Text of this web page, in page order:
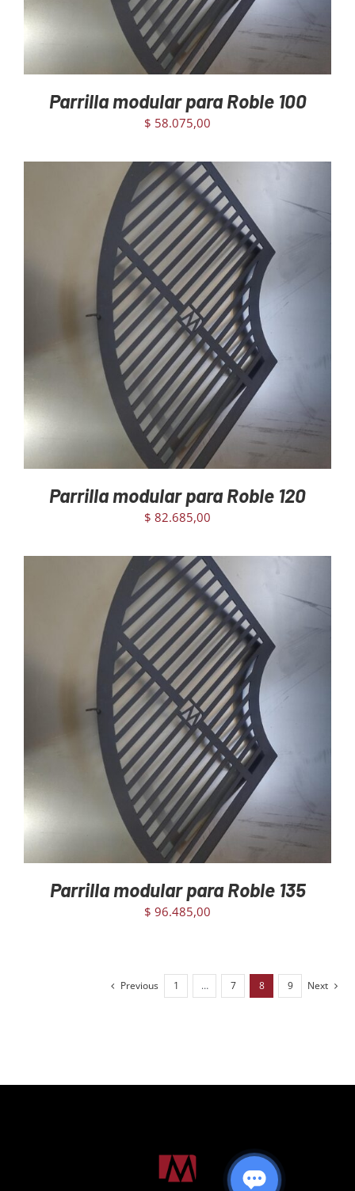
Parrilla modular para Roble 100
$ 58.075,00
AGREGAR AL CARRITO / DETAILS
Parrilla modular para Roble 120
$ 82.685,00
AGREGAR AL CARRITO / DETAILS
Parrilla modular para Roble 135
$ 96.485,00
Previous 1 … 7 8 9 Next